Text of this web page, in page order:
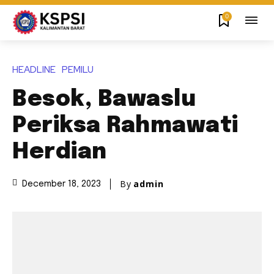
0
HEADLINE PEMILU
Besok, Bawaslu
Periksa Rahmawati
Herdian
December 18, 2023 By admin